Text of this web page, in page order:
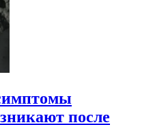
после